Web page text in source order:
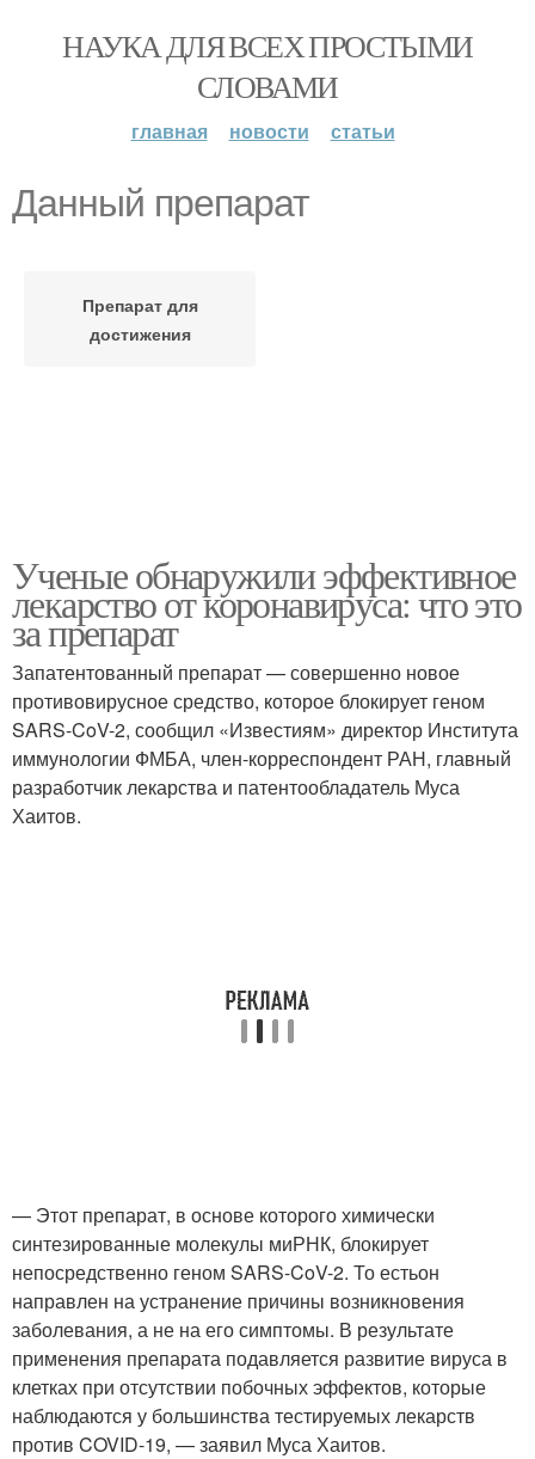
НАУКА ДЛЯ ВСЕХ ПРОСТЫМИ
СЛОВАМИ
главная новости статьи
Данный препарат
Препарат для
достижения
Ученые обнаружили эффективное
лекарство от коронавируса: что это
за препарат
Запатентованный препарат — совершенно новое
противовирусное средство, которое блокирует геном
SARS-CoV-2, сообщил «Известиям» директор Института
иммунологии ФМБА, член-корреспондент РАН, главный
разработчик лекарства и патентообладатель Муса
Хаитов.
— Этот препарат, в основе которого химически
синтезированные молекулы миРНК, блокирует
непосредственно геном SARS-CoV-2. То естьон
направлен на устранение причины возникновения
заболевания, а не на его симптомы. В результате
применения препарата подавляется развитие вируса в
клетках при отсутствии побочных эффектов, которые
наблюдаются у большинства тестируемых лекарств
против COVID-19, — заявил Муса Хаитов.